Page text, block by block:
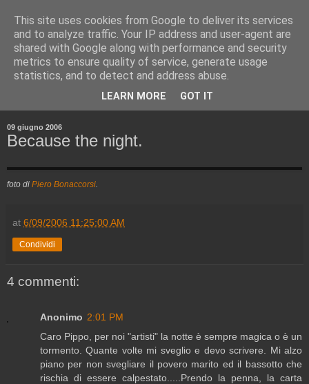
09 giugno 2006
Because the night.
foto di Piero Bonaccorsi
at 6/09/2006 11:25:00 AM
Condividi
4 commenti:
Anonimo 2:01 PM
Caro Pippo, per noi "artisti" la notte è sempre magica o è un
tormento. Quante volte mi sveglio e devo scrivere. Mi alzo
piano per non svegliare il povero marito ed il bassotto che
rischia di essere calpestato.....Prendo la penna, la carta
This site uses cookies from Google to deliver its services
and to analyze traffic. Your IP address and user-agent are
shared with Google along with performance and security
metrics to ensure quality of service, generate usage
statistics, and to detect and address abuse.
LEARN MORE GOT IT